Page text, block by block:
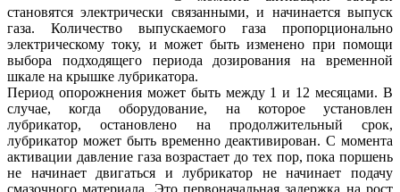
становятся электрически связанными, и начинается выпуск
газа. Количество выпускаемого газа пропорционально
электрическому току, и может быть изменено при помощи
выбора подходящего периода дозирования на временной
шкале на крышке лубрикатора.
Период опорожнения может быть между 1 и 12 месяцами. В
случае, когда оборудование, на которое установлен
лубрикатор, остановлено на продолжительный срок,
лубрикатор может быть временно деактивирован. С момента
активации давление газа возрастает до тех пор, пока поршень
не начинает двигаться и лубрикатор не начинает подачу